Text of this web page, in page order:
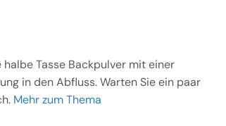
Tasse Backpulver mit einer
in den Abfluss. Warten Sie ein paar
Mehr zum Thema